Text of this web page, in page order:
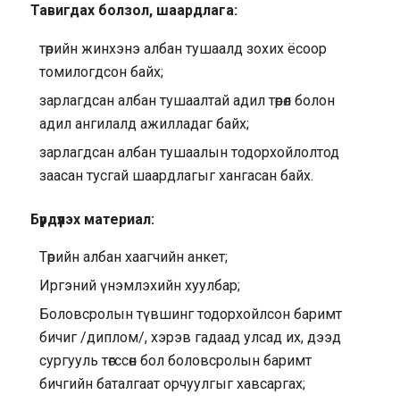
Тавигдах болзол, шаардлага:
төрийн жинхэнэ албан тушаалд зохих ёсоор
томилогдсон байх;
зарлагдсан албан тушаалтай адил төрөл болон
адил ангилалд ажилладаг байх;
зарлагдсан албан тушаалын тодорхойлолтод
заасан тусгай шаардлагыг хангасан байх.
Бүрдүүлэх материал:
Төрийн албан хаагчийн анкет;
Иргэний үнэмлэхийн хуулбар;
Боловсролын түвшинг тодорхойлсон баримт
бичиг /диплом/, хэрэв гадаад улсад их, дээд
сургууль төгссөн бол боловсролын баримт
бичгийн баталгаат орчуулгыг хавсаргах;